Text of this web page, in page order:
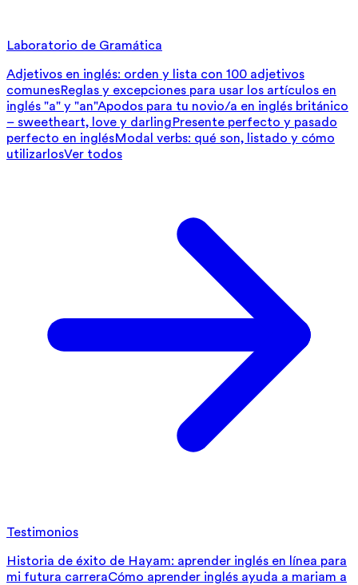
Laboratorio de Gramática
Adjetivos en inglés: orden y lista con 100 adjetivos
comunesReglas y excepciones para usar los artículos en
inglés "a" y "an"Apodos para tu novio/a en inglés británico
– sweetheart, love y darlingPresente perfecto y pasado
perfecto en inglésModal verbs: qué son, listado y cómo
utilizarlosVer todos
Testimonios
Historia de éxito de Hayam: aprender inglés en línea para
mi futura carreraCómo aprender inglés ayuda a mariam a